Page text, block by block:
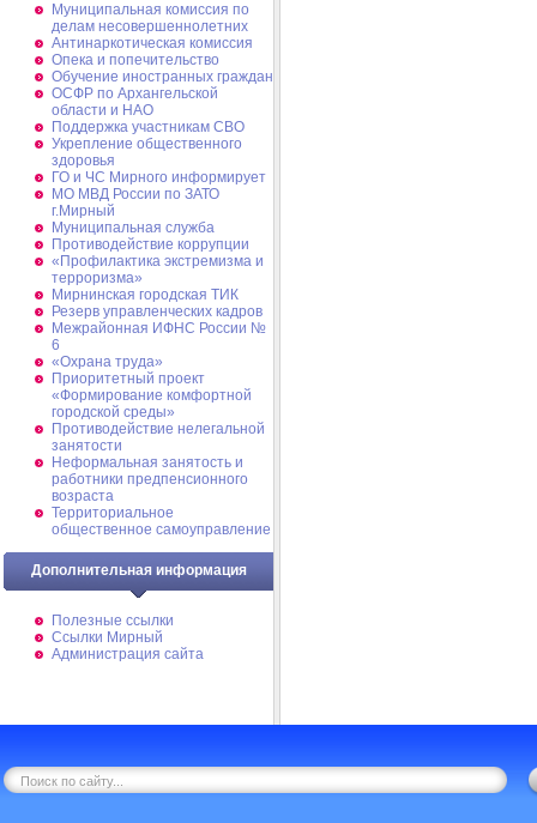
Муниципальная комиссия по
делам несовершеннолетних
Антинаркотическая комиссия
Опека и попечительство
Обучение иностранных граждан
ОСФР по Архангельской
области и НАО
Поддержка участникам СВО
Укрепление общественного
здоровья
ГО и ЧС Мирного информирует
МО МВД России по ЗАТО
г.Мирный
Муниципальная cлужба
Противодействие коррупции
«Профилактика экстремизма и
терроризма»
Мирнинская городская ТИК
Резерв управленческих кадров
Межрайонная ИФНС России №
6
«Охрана труда»
Приоритетный проект
«Формирование комфортной
городской среды»
Противодействие нелегальной
занятости
Неформальная занятость и
работники предпенсионного
возраста
Территориальное
общественное самоуправление
Дополнительная информация
Полезные ссылки
Ссылки Мирный
Администрация сайта